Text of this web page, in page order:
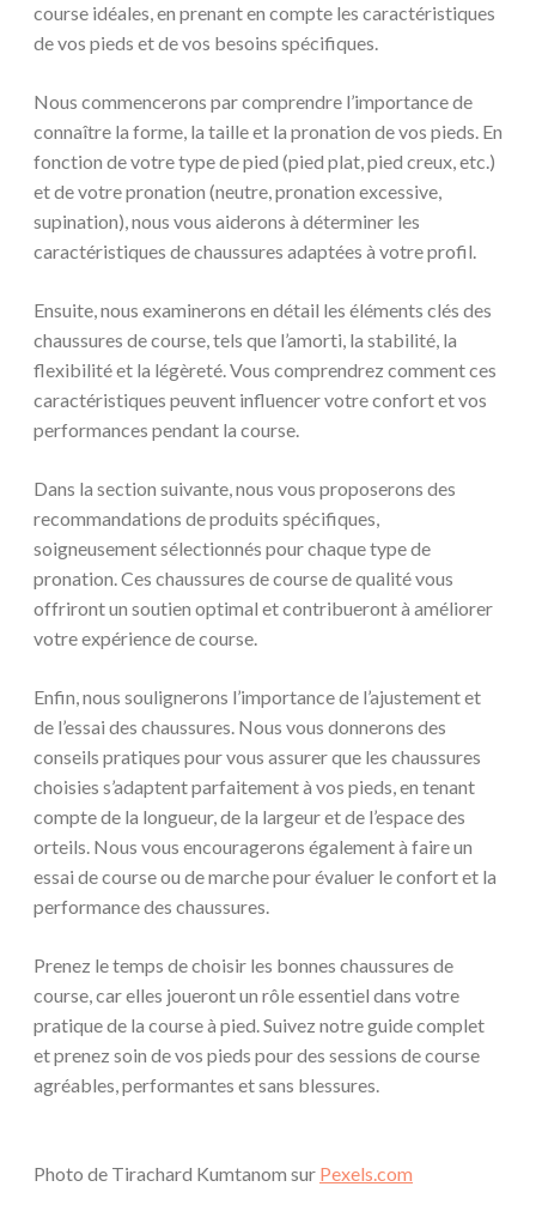
course idéales, en prenant en compte les caractéristiques
de vos pieds et de vos besoins spécifiques.
Nous commencerons par comprendre l’importance de
connaître la forme, la taille et la pronation de vos pieds. En
fonction de votre type de pied (pied plat, pied creux, etc.)
et de votre pronation (neutre, pronation excessive,
supination), nous vous aiderons à déterminer les
caractéristiques de chaussures adaptées à votre profil.
Ensuite, nous examinerons en détail les éléments clés des
chaussures de course, tels que l’amorti, la stabilité, la
flexibilité et la légèreté. Vous comprendrez comment ces
caractéristiques peuvent influencer votre confort et vos
performances pendant la course.
Dans la section suivante, nous vous proposerons des
recommandations de produits spécifiques,
soigneusement sélectionnés pour chaque type de
pronation. Ces chaussures de course de qualité vous
offriront un soutien optimal et contribueront à améliorer
votre expérience de course.
Enfin, nous soulignerons l’importance de l’ajustement et
de l’essai des chaussures. Nous vous donnerons des
conseils pratiques pour vous assurer que les chaussures
choisies s’adaptent parfaitement à vos pieds, en tenant
compte de la longueur, de la largeur et de l’espace des
orteils. Nous vous encouragerons également à faire un
essai de course ou de marche pour évaluer le confort et la
performance des chaussures.
Prenez le temps de choisir les bonnes chaussures de
course, car elles joueront un rôle essentiel dans votre
pratique de la course à pied. Suivez notre guide complet
et prenez soin de vos pieds pour des sessions de course
agréables, performantes et sans blessures.
Photo de Tirachard Kumtanom sur Pexels.com